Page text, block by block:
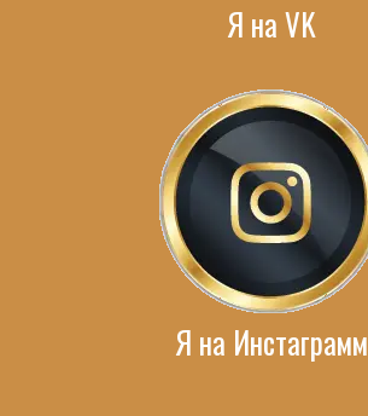
Я на VK
Я на Инстаграмм